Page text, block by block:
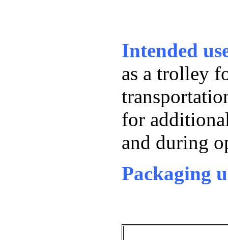
Intended
as a trolley
for
and during
Packaging